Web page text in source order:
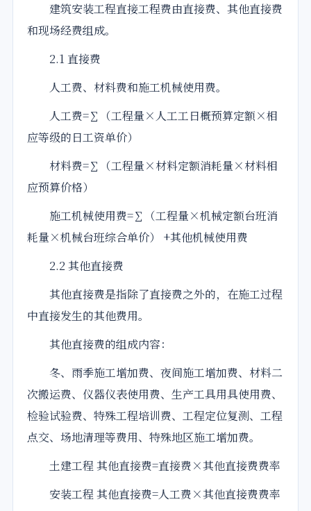
建筑安装工程直接工程费由直接费、其他直接费
和现场经费组成。
2.1 直接费
人工费、材料费和施工机械使用费。
人工费=∑（工程量×人工工日概预算定额×相
应等级的日工资单价）
材料费=∑（工程量×材料定额消耗量×材料相
应预算价格）
施工机械使用费=∑（工程量×机械定额台班消
耗量×机械台班综合单价） +其他机械使用费
2.2 其他直接费
其他直接费是指除了直接费之外的，在施工过程
中直接发生的其他费用。
其他直接费的组成内容：
冬、雨季施工增加费、夜间施工增加费、材料二
次搬运费、仪器仪表使用费、生产工具用具使用费、
检验试验费、特殊工程培训费、工程定位复测、工程
点交、场地清理等费用、特殊地区施工增加费。
土建工程 其他直接费=直接费×其他直接费费率
安装工程 其他直接费=人工费×其他直接费费率